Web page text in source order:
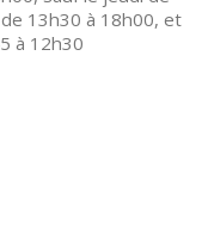
13h30 à 18h00, et
à 12h30